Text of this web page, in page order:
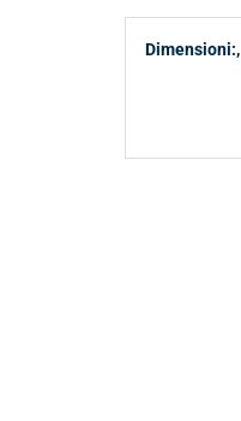
Dimensioni:,